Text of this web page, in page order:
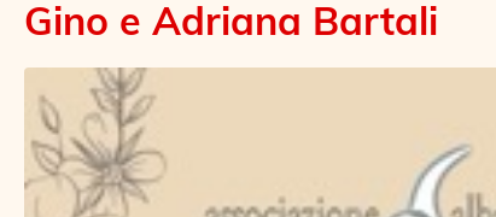
Gino e Adriana Bartali